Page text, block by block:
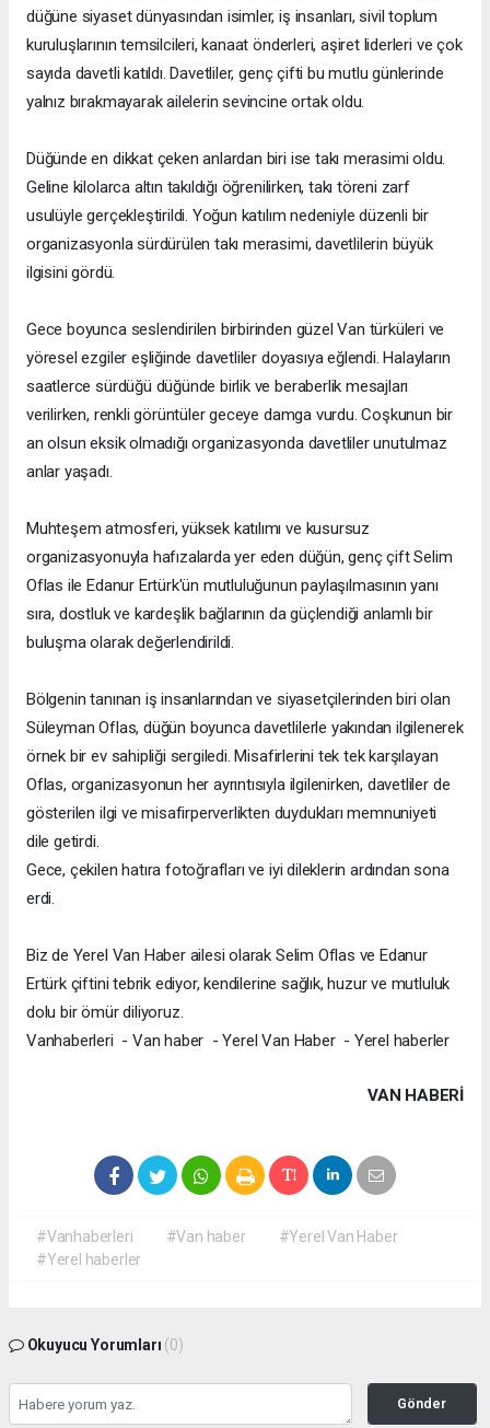
düğüne siyaset dünyasından isimler, iş insanları, sivil toplum
kuruluşlarının temsilcileri, kanaat önderleri, aşiret liderleri ve çok
sayıda davetli katıldı. Davetliler, genç çifti bu mutlu günlerinde
yalnız bırakmayarak ailelerin sevincine ortak oldu.
Düğünde en dikkat çeken anlardan biri ise takı merasimi oldu.
Geline kilolarca altın takıldığı öğrenilirken, takı töreni zarf
usulüyle gerçekleştirildi. Yoğun katılım nedeniyle düzenli bir
organizasyonla sürdürülen takı merasimi, davetlilerin büyük
ilgisini gördü.
Gece boyunca seslendirilen birbirinden güzel Van türküleri ve
yöresel ezgiler eşliğinde davetliler doyasıya eğlendi. Halayların
saatlerce sürdüğü düğünde birlik ve beraberlik mesajları
verilirken, renkli görüntüler geceye damga vurdu. Coşkunun bir
an olsun eksik olmadığı organizasyonda davetliler unutulmaz
anlar yaşadı.
Muhteşem atmosferi, yüksek katılımı ve kusursuz
organizasyonuyla hafızalarda yer eden düğün, genç çift Selim
Oflas ile Edanur Ertürk'ün mutluluğunun paylaşılmasının yanı
sıra, dostluk ve kardeşlik bağlarının da güçlendiği anlamlı bir
buluşma olarak değerlendirildi.
Bölgenin tanınan iş insanlarından ve siyasetçilerinden biri olan
Süleyman Oflas, düğün boyunca davetlilerle yakından ilgilenerek
örnek bir ev sahipliği sergiledi. Misafirlerini tek tek karşılayan
Oflas, organizasyonun her ayrıntısıyla ilgilenirken, davetliler de
gösterilen ilgi ve misafirperverlikten duydukları memnuniyeti
dile getirdi.
Gece, çekilen hatıra fotoğrafları ve iyi dileklerin ardından sona
erdi.
Biz de Yerel Van Haber ailesi olarak Selim Oflas ve Edanur
Ertürk çiftini tebrik ediyor, kendilerine sağlık, huzur ve mutluluk
dolu bir ömür diliyoruz.
Vanhaberleri - Van haber - Yerel Van Haber - Yerel haberler
VAN HABERİ
#Vanhaberleri #Van haber
#Yerel Van Haber
#Yerel haberler
Okuyucu Yorumları (0)
Gönder